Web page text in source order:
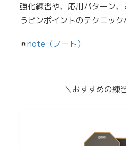
強化練習や、応用パターン
うピンポイントのテクニック
note（ノート）
＼おすすめの練